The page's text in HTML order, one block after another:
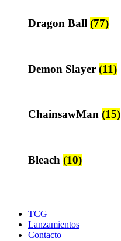
Dragon Ball (77)
Demon Slayer (11)
ChainsawMan (15)
Bleach (10)
TCG
Lanzamientos
Contacto